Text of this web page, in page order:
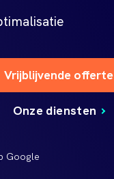
Vrijblijvende offerte
Onze diensten
Google